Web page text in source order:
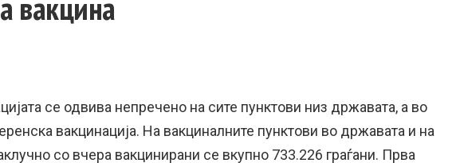
се одвива непречено на сите пунктови низ државата, а во
вакцинација. На вакциналните пунктови во државата и на
со вчера вакцинирани се вкупно 733.226 граѓани. Прва